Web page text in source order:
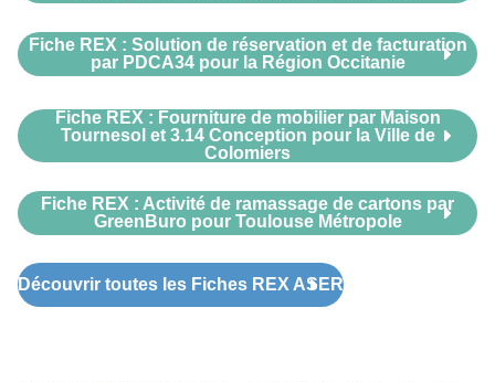
Fiche REX : Solution de réservation et de facturation
par PDCA34 pour la Région Occitanie
Fiche REX : Fourniture de mobilier par Maison
Tournesol et 3.14 Conception pour la Ville de
Colomiers
Fiche REX : Activité de ramassage de cartons par
GreenBuro pour Toulouse Métropole
Découvrir toutes les Fiches REX ASER